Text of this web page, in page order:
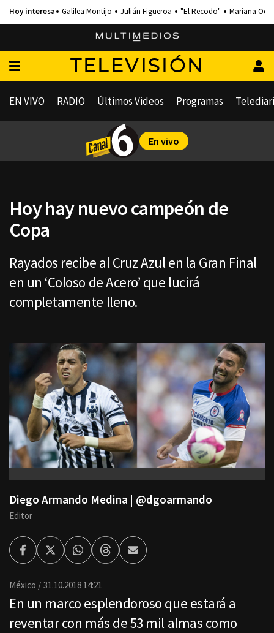
Galilea Montijo Julián Figueroa "El Recodo" Mariana
TELEVISIÓN
EN VIVO RADIO Últimos Videos Programas
En vivo
Hoy hay nuevo campeón de
Copa
Rayados recibe al Cruz Azul en la Gran Final
en un ‘Coloso de Acero’ que lucirá
completamente lleno.
Diego Armando Medina | @dgoarmando
Editor
FacebookTwitterWhatsappThreadsEnviar
por
México 31.10.2018 14:21
En un marco esplendoroso que estará a
reventar con más de 53 mil almas como